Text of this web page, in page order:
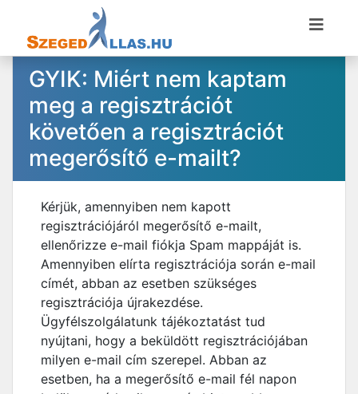
GYIK: Miért nem kaptam
meg a regisztrációt
követően a regisztrációt
megerősítő e-mailt?
Kérjük, amennyiben nem kapott
regisztrációjáról megerősítő e-mailt,
ellenőrizze e-mail fiókja Spam mappáját is.
Amennyiben elírta regisztrációja során e-mail
címét, abban az esetben szükséges
regisztrációja újrakezdése.
Ügyfélszolgálatunk tájékoztatást tud
nyújtani, hogy a beküldött regisztrációjában
milyen e-mail cím szerepel. Abban az
esetben, ha a megerősítő e-mail fél napon